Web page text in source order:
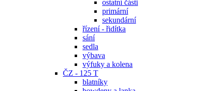
ostatní části
primární
sekundární
řízení - řidítka
sání
sedla
výbava
výfuky a kolena
ČZ - 125 T
blatníky